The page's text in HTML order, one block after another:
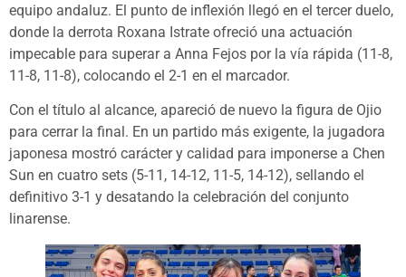
equipo andaluz. El punto de inflexión llegó en el tercer duelo,
donde la derrota Roxana Istrate ofreció una actuación
impecable para superar a Anna Fejos por la vía rápida (11-8,
11-8, 11-8), colocando el 2-1 en el marcador.
Con el título al alcance, apareció de nuevo la figura de Ojio
para cerrar la final. En un partido más exigente, la jugadora
japonesa mostró carácter y calidad para imponerse a Chen
Sun en cuatro sets (5-11, 14-12, 11-5, 14-12), sellando el
definitivo 3-1 y desatando la celebración del conjunto
linarense.